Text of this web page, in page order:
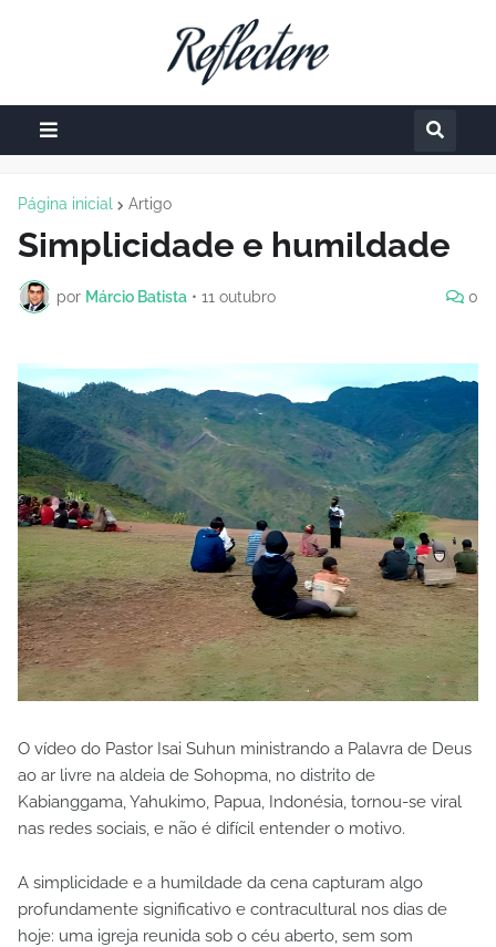
Página inicial Artigo
Simplicidade e humildade
por Márcio Batista • 11 outubro 0
O vídeo do Pastor Isai Suhun ministrando a Palavra de Deus
ao ar livre na aldeia de Sohopma, no distrito de
Kabianggama, Yahukimo, Papua, Indonésia, tornou-se viral
nas redes sociais, e não é difícil entender o motivo.
A simplicidade e a humildade da cena capturam algo
profundamente significativo e contracultural nos dias de
hoje: uma igreja reunida sob o céu aberto, sem som